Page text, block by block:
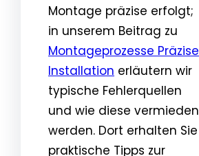
Montage präzise erfolgt;
in unserem Beitrag zu
Montageprozesse Präzise
Installation erläutern wir
typische Fehlerquellen
und wie diese vermieden
werden. Dort erhalten Sie
praktische Tipps zur